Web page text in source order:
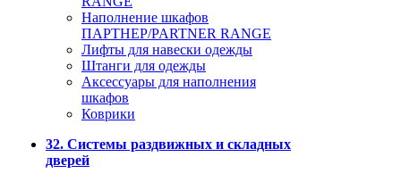
Наполнение шкафов
ПАРТНЕР/PARTNER RANGE
Лифты для навески одежды
Штанги для одежды
Аксессуары для наполнения
шкафов
Коврики
32. Системы раздвижных и складных
дверей